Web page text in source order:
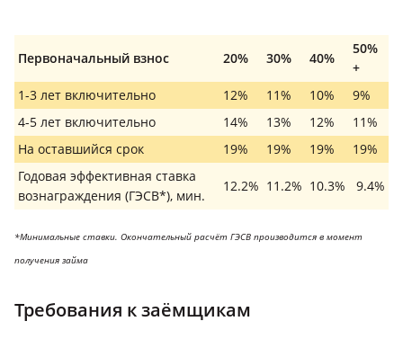
Первоначальный взнос 20% 30% 40%
50%
+
1-3 лет включительно
12% 11% 10%
9%
4-5 лет включительно
14% 13% 12%
11%
На оставшийся срок
19% 19% 19%
19%
Годовая эффективная ставка
вознаграждения (ГЭСВ*), мин.
12.2% 11.2% 10.3% 9.4%
*Минимальные ставки. Окончательный расчёт ГЭСВ производится в момент
получения займа
Требования к заёмщикам